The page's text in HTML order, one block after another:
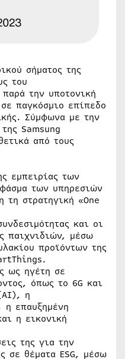
σήματος της
του
την υποτονική
παγκόσμιο επίπεδο
Σύμφωνα με την
Samsung
από τους
εμπειρίας των
των υπηρεσιών
τη στρατηγική «One
και οι
παιχνιδιών, μέσω
προϊόντων της
ως ηγέτη σε
όπως το 6G και
η
η επαυξημένη
η εικονική
της για την
σε θέματα ESG, μέσω